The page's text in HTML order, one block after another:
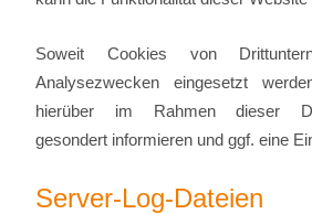
Soweit Cookies von
Analysezwecken eingesetzt
hierüber im Rahmen dieser
gesondert informieren und ggf. eine
Server-Log-Dateien